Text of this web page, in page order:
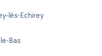
lès-Echirey
Bas